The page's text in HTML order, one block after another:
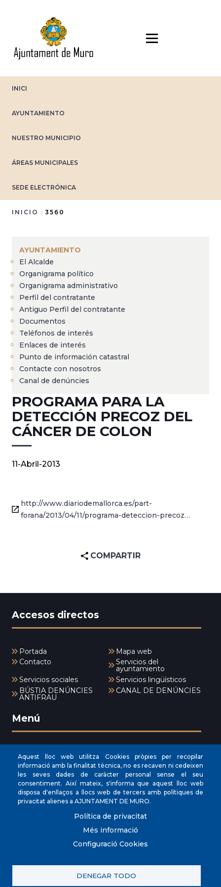
INICI
AYUNTAMIENTO
NUESTRO MUNICIPIO
ÁREAS MUNICIPALES
SEDE ELECTRÓNICA
enlaces
de
ayuda
a
la
navegación
INICIO 3560
AYUNTAMIENTO
El Alcalde
Organigrama político
Organigrama administrativo
Perfil del contratante
Antiguo Perfil del contratante
Documentos
Teléfonos de interés
Enlaces de interés
Punto de información catastral
Contacte con nosotros
Canal de denúncies
PROGRAMA PARA LA
DETECCIÓN PRECOZ DEL
CÁNCER DE COLON
11-Abril-2013
http://www.diariodemallorca.es/part-
forana/2013/04/11/programa-deteccion-precoz…
COMPARTIR
Accesos directos
Portada
Mapa web
Contacto
Servicios del
ayuntamiento
Servicios sociales
Servicios lingüísticos
BÚSTIA DENÚNCIES
ANTIFRAU
CANAL DE DENÚNCIES
Menú
INICI
AYUNTAMIENTO
NUESTRO MUNICIPIO
ÁREAS MUNICIPALES
SEDE ELECTRÓNICA
© Ayuntamiento de Santanyi. Todos los derechos
reservados.
Aquest lloc web utilitza Cookies pròpies per recopilar
informació amb la finalitat tècnica, no es recaven ni cedeixen
les seves dades de caràcter personal sense el seu
consentiment. Així mateix, s'informa que aquest lloc web
disposa d'enllaços a llocs web de tercers amb polítiques de
privacitat alienes a AJUNTAMENT DE MURO.
Política de privacitat
Més informació
Configuració Cookies
DENEGAR TODO